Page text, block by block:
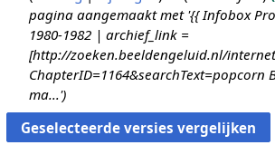
i
n
g
s
s
a
m
r
k
i
n
s
w
e
r
k
i
n
g
b
e
w
e
r
k
i
e
n
b
e
w
e
r
pagina aangemaakt met '{{ Infobox
1980-1982 | archief_link =
[http://zoeken.beeldengeluid.nl/
ChapterID=1164&searchText=popcorn
ma...'